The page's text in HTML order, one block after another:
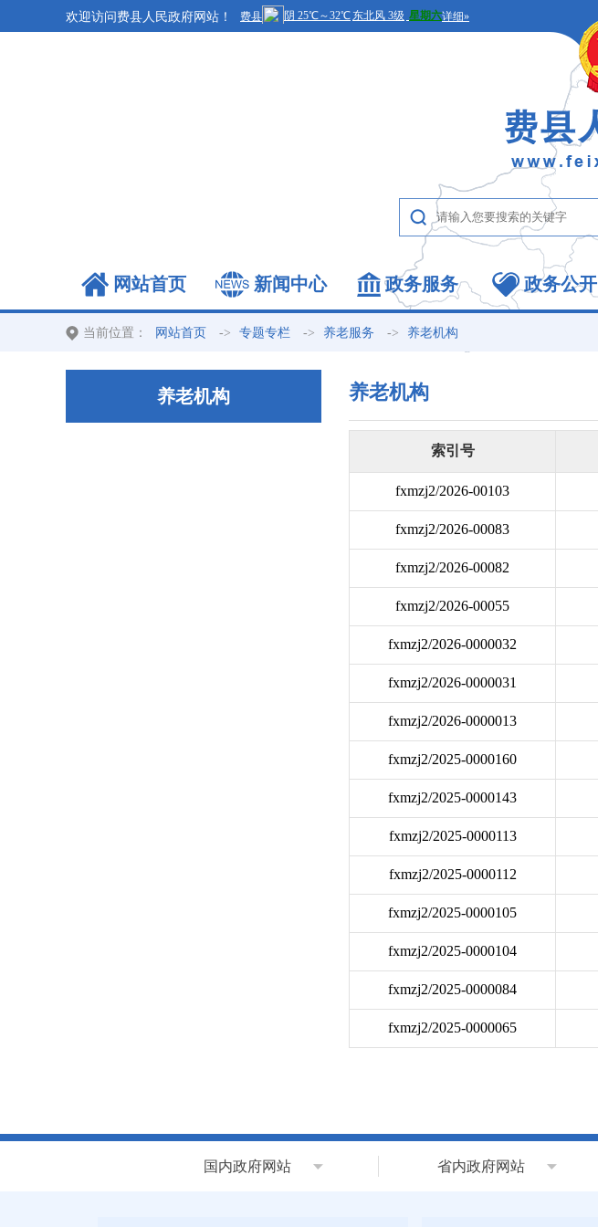
欢迎访问费县人民政府网站！
网站首页 新闻中心 政务服务 政务公开
当前位置： 网站首页 -> 专题专栏 -> 养老服务 -> 养老机构
养老机构 养老机构
索引号
fxmzj2/2026-00103
fxmzj2/2026-00083
fxmzj2/2026-00082
fxmzj2/2026-00055
fxmzj2/2026-0000032
fxmzj2/2026-0000031
fxmzj2/2026-0000013
fxmzj2/2025-0000160
fxmzj2/2025-0000143
fxmzj2/2025-0000113
fxmzj2/2025-0000112
fxmzj2/2025-0000105
fxmzj2/2025-0000104
fxmzj2/2025-0000084
fxmzj2/2025-0000065
国内政府网站 省内政府网站